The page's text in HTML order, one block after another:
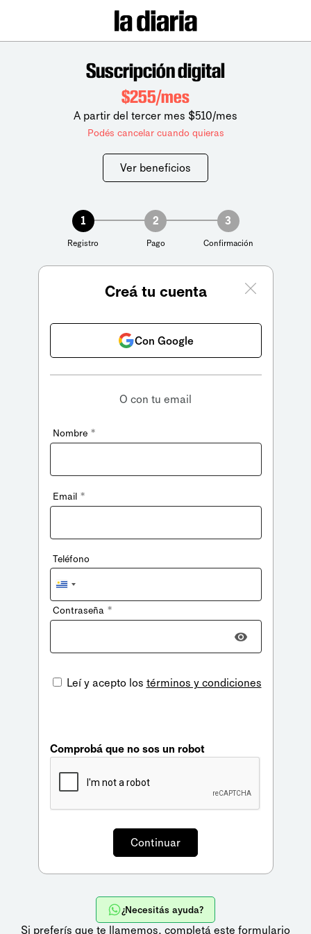
Suscripción digital
$255/mes
A partir del tercer mes $510/mes
Podés cancelar cuando quieras
Ver beneficios
1
Registro
2
Pago
3
Confirmación
Creá tu cuenta
Con Google
O con tu email
Nombre *
Email *
Teléfono
Uruguay
+598
Contraseña *
Leí y acepto los términos y condiciones
Comprobá que no sos un robot
¿Necesitás ayuda?
Si preferís que te llamemos, completá este formulario